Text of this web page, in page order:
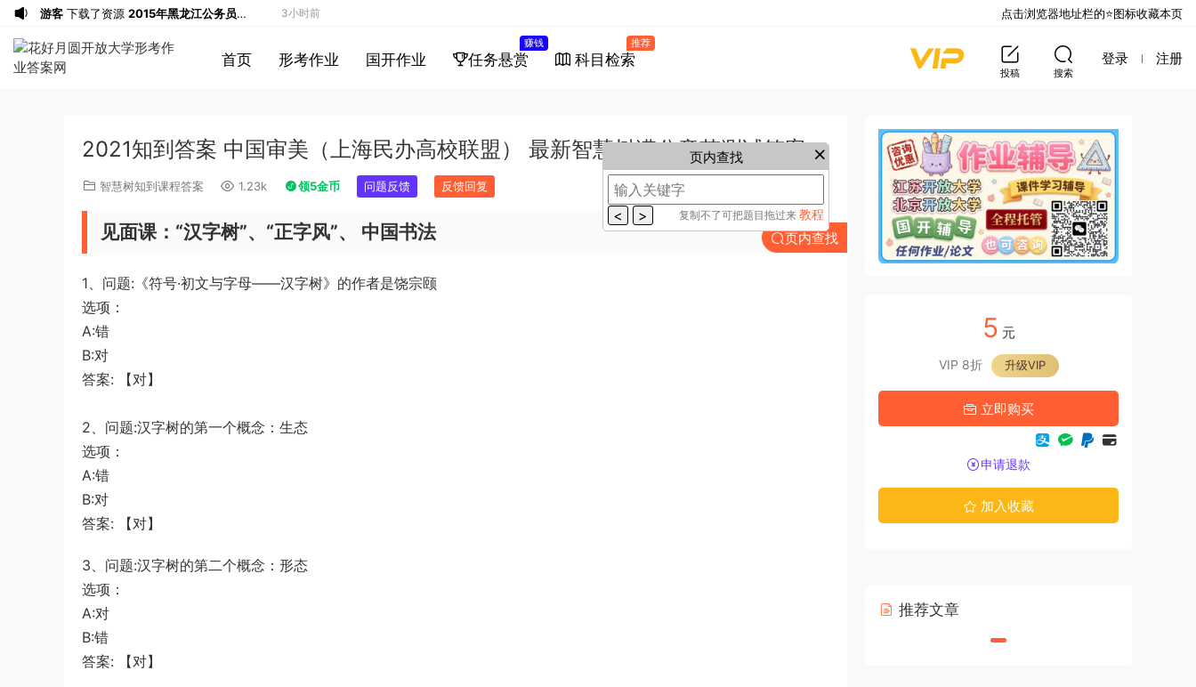
首页 形考作业 国开作业 任务悬赏
赚钱
科目检索
推荐
投稿 搜索
登录 注册
2021知到答案 中国审美（上海民办高校联盟） 最新智慧树满分章节测试答案
智慧树知到课程答案 1.23k 领5金币 问题反馈 反馈回复
见面课：“汉字树”、“正字风”、 中国书法
1、问题:《符号·初文与字母——汉字树》的作者是饶宗颐
选项：
A:错
B:对
答案: 【对】
2、问题:汉字树的第一个概念：生态
选项：
A:错
B:对
答案: 【对】
3、问题:汉字树的第二个概念：形态
选项：
A:对
B:错
答案: 【对】
页内查找
页内查找
复制不了可把题目拖过来 教程
5 元
VIP 8折 升级VIP
立即购买
申请退款
加入收藏
推荐文章
游客 下载了资源 2015年黑龙江公务员考
试《申论》及参考答案（公检法B）
3小时前
u*******签到打卡，获得1元奖励
u******* 6小时前
（A卷）真题及参考答案
u*******签到打卡，获得1元奖励 8小时前
《行测》真题（县级）答案及解析
签到打卡，获得1元奖励 9小时前
下载了资源
员考试《行测》真题（A卷）参考答案及
下载了资源2016年重庆市公务员考
试《行测》真题（下半年卷）答案及解析
11小时前
下载了资源
《申论》题（河南乡镇卷）及参考答案
下载了资源
《行测》真题答案及解析
下载了资源
《行测》真题(下半年）答案及解析
下载了资源2019年420联考《行
点击浏览器地址栏的⭐图标收藏本页